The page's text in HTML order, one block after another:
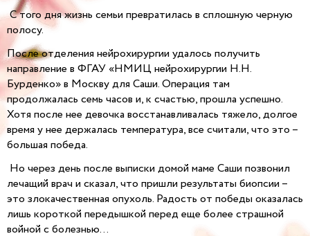
С того дня жизнь семьи превратилась в сплошную черную
полосу.
После отделения нейрохирургии удалось получить
направление в ФГАУ «НМИЦ нейрохирургии Н.Н.
Бурденко» в Москву для Саши. Операция там
продолжалась семь часов и, к счастью, прошла успешно.
Хотя после нее девочка восстанавливалась тяжело, долгое
время у нее держалась температура, все считали, что это –
большая победа.
Но через день после выписки домой маме Саши позвонил
лечащий врач и сказал, что пришли результаты биопсии –
это злокачественная опухоль. Радость от победы оказалась
лишь короткой передышкой перед еще более страшной
войной с болезнью…